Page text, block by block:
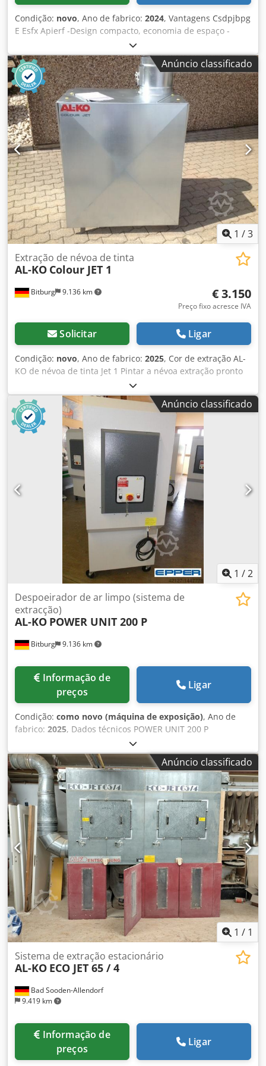
Condição: novo, Ano de fabrico: 2024, Vantagens Csdpjbpg
E Esfx Apierf -Design compacto, economia de espaço -
Potente, alta capacidade de extração, baixos custos
operacionais -Fácil de manter, longa vida útil do filtro -
Aplicável universalmente, acessórios variáveis -Alta
flexibilidade -Design móvel -Tecnologia de aspiração com
sistema de placa frontal Dados técnicos: Potência nominal
do motor: 0,75 kW / 2,1 kW Velocidade do motor: 960 / 1430
min Volume de ar: 6 800 m³ / h Superfície filtrante: 2 m² ( 2
x 1 mtr.) Diâmetro de ligação 300 mm com válvula de
acelerador Dimensões (L / A / D) em mm: 2971 x 1405 x
1215 Peso: 248kg
Anúncio classificado
1 /3
Bitburg 9.136 km
Extração de névoa de tinta
AL-KO Colour JET 1
€ 3.150
Preço fixo acresce IVA
Solicitar Ligar
Condição: novo, Ano de fabrico: 2025, Cor de extração AL-
KO de névoa de tinta Jet 1 Pintar a névoa extração pronto
para uso, 1 m2 superfície de filtro com pré-filtro fino e.
Diâmetro de Conexão 300 mm, motor 1.5 KW (adequado
para a criação de ex Na zona 22 de acordo com ATEX),
switch 1 passo + cabo 5m com Plug e Corpo do regulador
de pressão. Design que economiza espaço compacto de
chapa de aço Chassis com rodas Escape indireta perto do
chão Totalmente montado Com a conexão por cabo e fase
mudar configuração Painéis laterais ajustáveis Névoa de
pulverização otimizada pela tampa da chapa frontal
patenteado de gravação Vida de serviço longa filtro
Ventiladores de alto desempenho com baixo nível de ruído
Parede de filtro com esteiras especiais Soquete de escape
com válvulas de borboleta integradas Potência do motor:
1,5 KW Velocidade: 1400 RPM Vazão nominal: 4600 m3/h
Pressão: 500 PA Dimensões: (W * H * D) 1025 * 1437 * 1214
W = 2000 mm com painéis laterais Superfície do filtro: 1
m2 Peso: 175 kg Credpfx Asbumr Sspisf
Anúncio classificado
1 /2
Bitburg 9.136 km
Despoeirador de ar limpo (sistema de
extracção)
AL-KO POWER UNIT 200 P
preços
Ligar
Condição: como novo (máquina de exposição), Ano de
fabrico: 2025, Dados técnicos POWER UNIT 200 P
Cjdpfsbpg Ncox Apiorf - Bocal de entrada Ø: 200 mm -
Potência nominal do motor: 2,9 kW; 400 V/50 Hz - fluxo de
volume máximo: 3010 m³/h - Fluxo volumétrico nominal:
2262 m³/h - Pressão negativa: 2174 Pa - superfície de
filtragem: 13,7 m² - Limpeza do filtro: Limpeza com ar
comprimido - Recipiente de enchimento de 2 unidades
(contentor de rolo): a. 241 litros - Dimensões ( L x L x A ):
2322 x 830 x 2050 - Peso: 320 kg - Execução / lado
operacional opcional direita / esquerda Localização Ex
armazém Bitburg Preço máximo para a peça de exposição
Anúncio classificado
1 / 1
Bad Sooden-Allendorf
9.419 km
Sistema de extração estacionário
AL-KO ECO JET 65 / 4
preços
Ligar